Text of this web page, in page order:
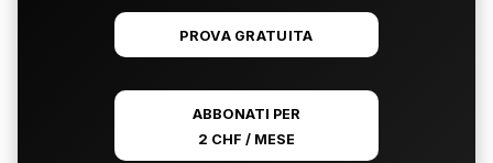
PROVA GRATUITA
ABBONATI PER
2 CHF / MESE